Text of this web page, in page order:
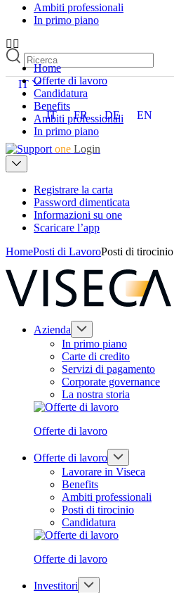
IT
IT FR DE EN
one Login
Registrare la carta
Password dimenticata
Informazioni su one
Scaricare l’app
HomePosti di LavoroPosti di tirocinio
Azienda
In primo piano
Carte di credito
Servizi di pagamento
Corporate governance
La nostra storia
Offerte di lavoro
Offerte di lavoro
Lavorare in Viseca
Benefits
Ambiti professionali
Posti di tirocinio
Candidatura
Offerte di lavoro
Investitori
Ambiti professionali
In primo piano
Home
Offerte di lavoro
Candidatura
Benefits
Ambiti professionali
In primo piano